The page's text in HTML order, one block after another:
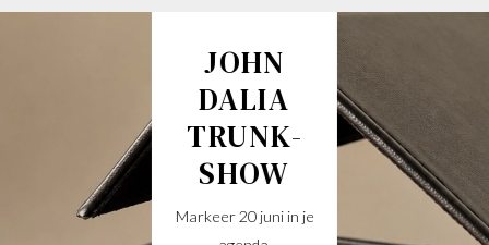
JOHN
DALIA
TRUNK-
SHOW
Markeer 20 juni in je